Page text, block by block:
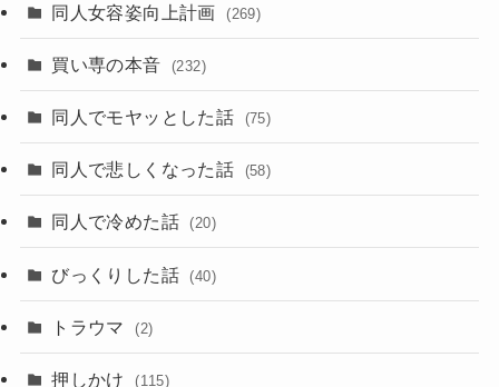
同人女容姿向上計画 (269)
買い専の本音 (232)
同人でモヤッとした話 (75)
同人で悲しくなった話 (58)
同人で冷めた話 (20)
びっくりした話 (40)
トラウマ (2)
押しかけ (115)